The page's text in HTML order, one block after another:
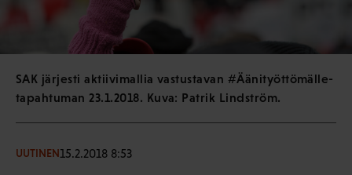
SAK järjesti aktiivimallia vastustavan #Äänityöttömälle-
tapahtuman 23.1.2018. Kuva: Patrik Lindström.
UUTINEN15.2.2018 8:53